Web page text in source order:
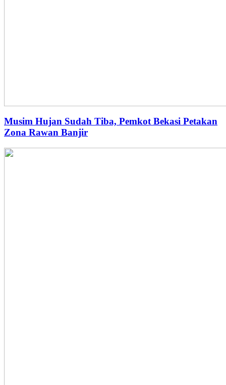
Musim Hujan Sudah Tiba, Pemkot Bekasi Petakan
Zona Rawan Banjir